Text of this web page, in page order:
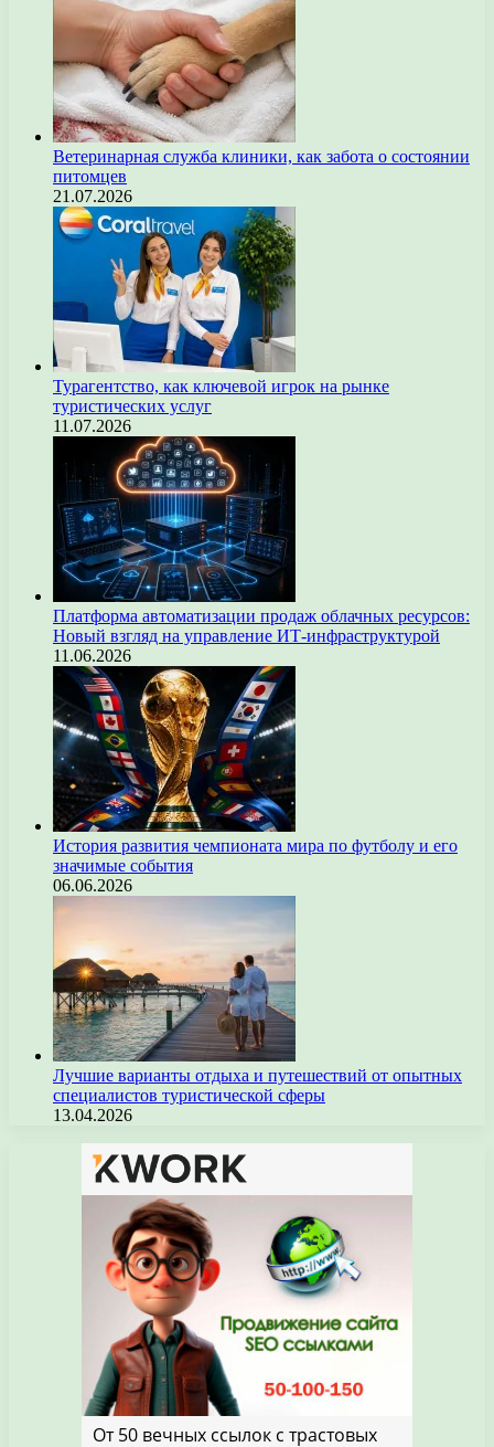
Ветеринарная служба клиники, как забота о состоянии
питомцев
21.07.2026
Турагентство, как ключевой игрок на рынке
туристических услуг
11.07.2026
Платформа автоматизации продаж облачных ресурсов:
Новый взгляд на управление ИТ-инфраструктурой
11.06.2026
История развития чемпионата мира по футболу и его
значимые события
06.06.2026
Лучшие варианты отдыха и путешествий от опытных
специалистов туристической сферы
13.04.2026